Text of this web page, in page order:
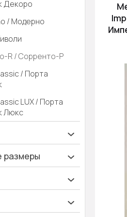
Декоро
/ Модерно
R / Сорренто-Р
/ Порта
LUX / Порта
Люкс
туалет
размеры
см